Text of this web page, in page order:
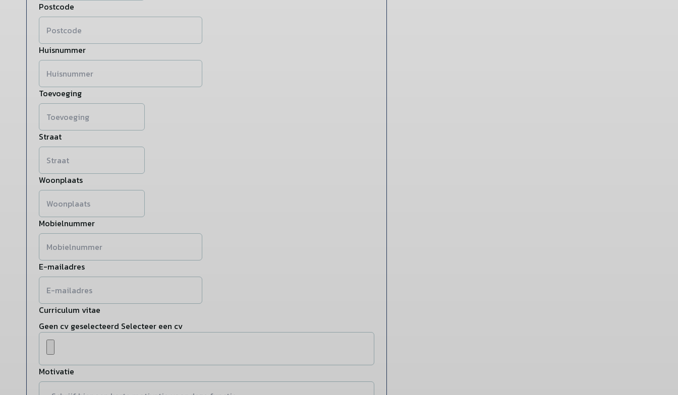
Postcode
Huisnummer
Toevoeging
Straat
Woonplaats
Mobielnummer
E-mailadres
Curriculum vitae
Geen cv geselecteerd Selecteer een cv
Motivatie